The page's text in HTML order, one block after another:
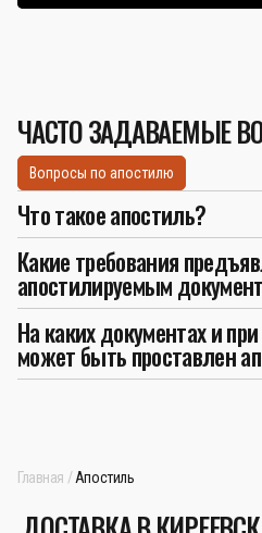
ЧАСТО ЗАДАВАЕМЫЕ
Вопросы по апостилю
Что такое апостиль?
Какие требования
апостилируемым
На каких документах и
может быть проставлен
Главная Апостиль